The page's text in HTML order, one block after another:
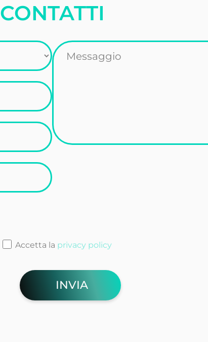
CONTATTI
Accetta la privacy policy